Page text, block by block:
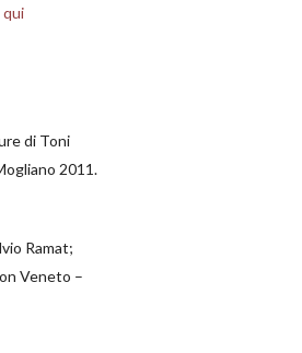
qui
di Toni
2011.
Ramat;
Veneto –